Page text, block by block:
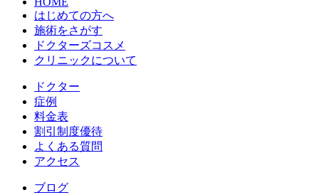
はじめての方へ
施術をさがす
ドクターズコスメ
クリニックについて
ドクター
症例
料金表
割引制度優待
よくある質問
アクセス
ブログ